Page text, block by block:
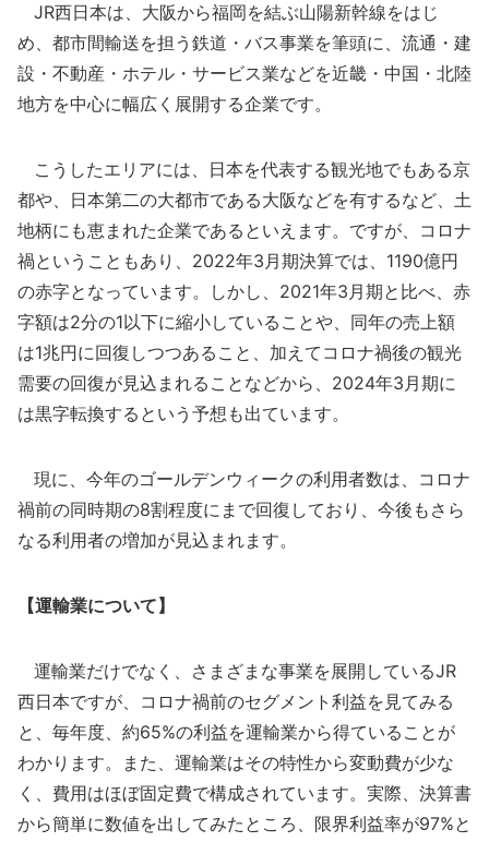
JR西日本は、大阪から福岡を結ぶ山陽新幹線をはじ
め、都市間輸送を担う鉄道・バス事業を筆頭に、流通・建
設・不動産・ホテル・サービス業などを近畿・中国・北陸
地方を中心に幅広く展開する企業です。
こうしたエリアには、日本を代表する観光地でもある京
都や、日本第二の大都市である大阪などを有するなど、土
地柄にも恵まれた企業であるといえます。ですが、コロナ
禍ということもあり、2022年3月期決算では、1190億円
の赤字となっています。しかし、2021年3月期と比べ、赤
字額は2分の1以下に縮小していることや、同年の売上額
は1兆円に回復しつつあること、加えてコロナ禍後の観光
需要の回復が見込まれることなどから、2024年3月期に
は黒字転換するという予想も出ています。
現に、今年のゴールデンウィークの利用者数は、コロナ
禍前の同時期の8割程度にまで回復しており、今後もさら
なる利用者の増加が見込まれます。
【運輸業について】
運輸業だけでなく、さまざまな事業を展開しているJR
西日本ですが、コロナ禍前のセグメント利益を見てみる
と、毎年度、約65%の利益を運輸業から得ていることが
わかります。また、運輸業はその特性から変動費が少な
く、費用はほぼ固定費で構成されています。実際、決算書
から簡単に数値を出してみたところ、限界利益率が97%と